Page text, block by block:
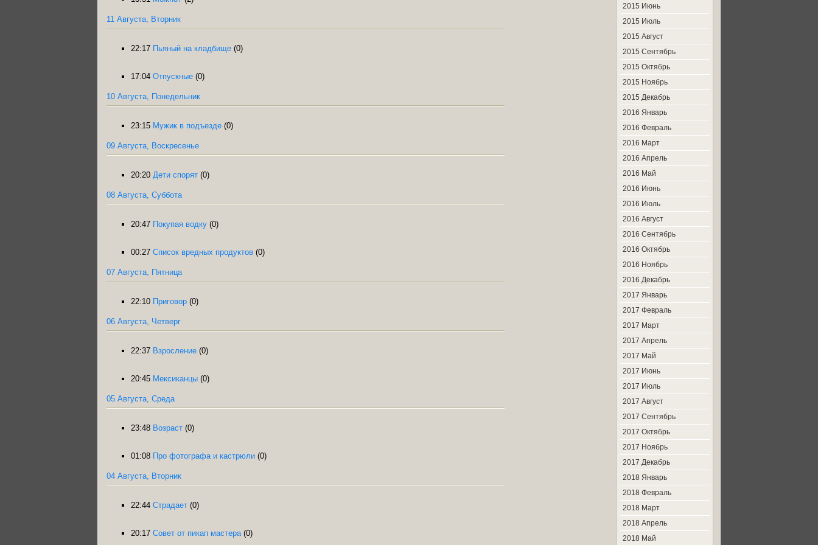
11 Августа, Вторник
22:17 Пьяный на кладбище (0)
17:04 Отпускные (0)
10 Августа, Понедельник
23:15 Мужик в подъезде (0)
09 Августа, Воскресенье
20:20 Дети спорят (0)
08 Августа, Суббота
20:47 Покупая водку (0)
00:27 Список вредных продуктов (0)
07 Августа, Пятница
22:10 Приговор (0)
06 Августа, Четверг
22:37 Взросление (0)
20:45 Мексиканцы (0)
05 Августа, Среда
23:48 Возраст (0)
01:08 Про фотографа и кастрюли (0)
04 Августа, Вторник
22:44 Страдает (0)
20:17 Совет от пикап мастера (0)
2015 Июнь
2015 Июль
2015 Август
2015 Сентябрь
2015 Октябрь
2015 Ноябрь
2015 Декабрь
2016 Январь
2016 Февраль
2016 Март
2016 Апрель
2016 Май
2016 Июнь
2016 Июль
2016 Август
2016 Сентябрь
2016 Октябрь
2016 Ноябрь
2016 Декабрь
2017 Январь
2017 Февраль
2017 Март
2017 Апрель
2017 Май
2017 Июнь
2017 Июль
2017 Август
2017 Сентябрь
2017 Октябрь
2017 Ноябрь
2017 Декабрь
2018 Январь
2018 Февраль
2018 Март
2018 Апрель
2018 Май